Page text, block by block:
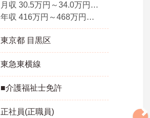
月収 30.5万円～34.0万円程度（諸手当込）
年収 416万円～468万円程度（諸手当込）
東京都 目黒区
東急東横線
■介護福祉士免許
正社員(正職員)